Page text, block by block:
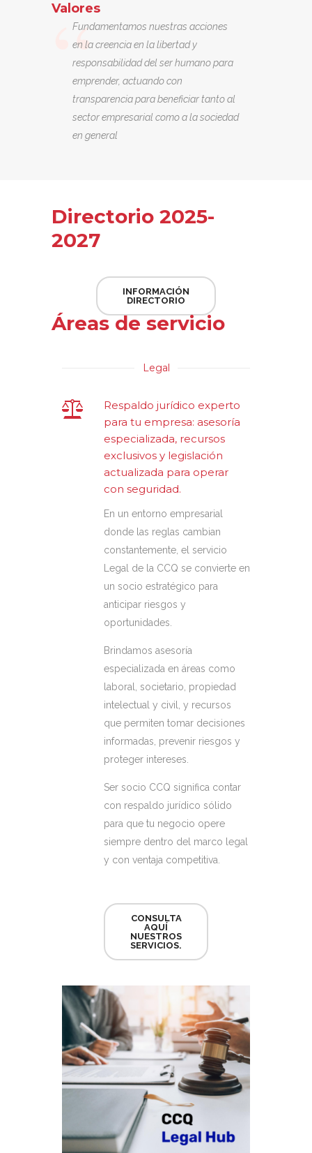
Valores
Fundamentamos nuestras acciones
en la creencia en la libertad y
responsabilidad del ser humano para
emprender, actuando con
transparencia para beneficiar tanto al
sector empresarial como a la sociedad
en general
Directorio 2025-
2027
INFORMACIÓN
DIRECTORIO
Áreas de servicio
Legal
Respaldo jurídico experto
para tu empresa: asesoría
especializada, recursos
exclusivos y legislación
actualizada para operar
con seguridad.
En un entorno empresarial
donde las reglas cambian
constantemente, el servicio
Legal de la CCQ se convierte en
un socio estratégico para
anticipar riesgos y
oportunidades.
Brindamos asesoría
especializada en áreas como
laboral, societario, propiedad
intelectual y civil, y recursos
que permiten tomar decisiones
informadas, prevenir riesgos y
proteger intereses.
Ser socio CCQ significa contar
con respaldo jurídico sólido
para que tu negocio opere
siempre dentro del marco legal
y con ventaja competitiva.
CONSULTA
AQUÍ
NUESTROS
SERVICIOS.